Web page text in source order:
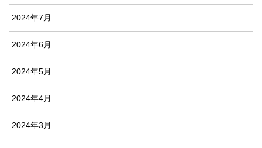
2024年7月
2024年6月
2024年5月
2024年4月
2024年3月